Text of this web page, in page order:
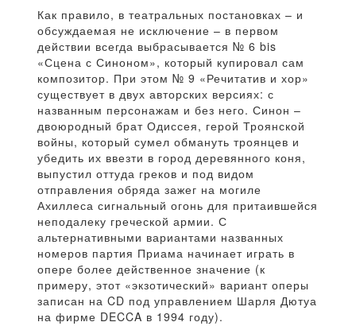
Как правило, в театральных постановках – и
обсуждаемая не исключение – в первом
действии всегда выбрасывается № 6 bis
«Сцена с Синоном», который купировал сам
композитор. При этом № 9 «Речитатив и хор»
существует в двух авторских версиях: с
названным персонажам и без него. Синон –
двоюродный брат Одиссея, герой Троянской
войны, который сумел обмануть троянцев и
убедить их ввезти в город деревянного коня,
выпустил оттуда греков и под видом
отправления обряда зажег на могиле
Ахиллеса сигнальный огонь для притаившейся
неподалеку греческой армии. С
альтернативными вариантами названных
номеров партия Приама начинает играть в
опере более действенное значение (к
примеру, этот «экзотический» вариант оперы
записан на CD под управлением Шарля Дютуа
на фирме DECCA в 1994 году).